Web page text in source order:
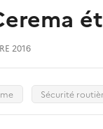
2016
Sécurité